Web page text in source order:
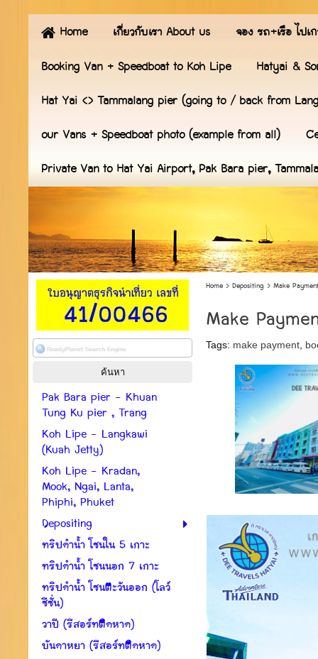
Home เกี่ยวกับเรา About us
จอง รถ+เรือ ไปเ
Booking Van + Speedboat to Koh Lipe
Hatyai &
Hat Yai <> Tammalang pier (going to / back from
our Vans + Speedboat photo (example from all)
Private Van to Hat Yai Airport, Pak Bara pier,
Pak Bara pier - Khuan
Tung Ku pier , Trang
Koh Lipe - Langkawi
(Kuah Jetty)
Koh Lipe - Kradan,
Mook, Ngai, Lanta,
Phiphi, Phuket
Depositing
ทริปดำน้ำ โซนใน 5 เกาะ
ทริปดำน้ำ โซนนอก 7 เกาะ
ทริปดำน้ำ โซนตะวันออก (โลว์
ซีซั่น)
วาปี (รีสอร์ทติดหาด)
บันดาหยา (รีสอร์ทติดหาด)
Home> Depositing > Make
Make
Tags: make payment